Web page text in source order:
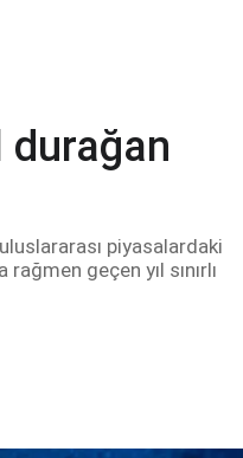
durağan
piyasalardaki
geçen yıl sınırlı